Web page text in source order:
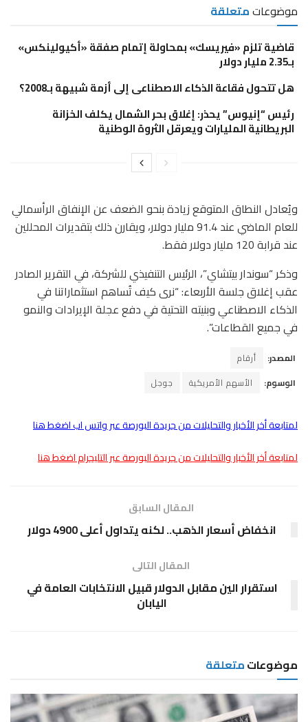
موضوعاتمتعلقة
قاضية تلزم «فيريسك» بمحاولة إتمام صفقة «أكيولينكس»
بـ2.35 مليار دولار
هل تتحول فقاعة الذكاء الاصطناعى إلى أزمة شبيهة بـ2008؟
رئيس “إنيوس” يحذر: إغلاق بحر الشمال يكلف الخزانة
البريطانية المليارات ويعرقل الثروة الوطنية
ويُعادل النطاق المتوقع زيادة بنحو الضعف عن الإنفاق الرأسمالي
للعام الماضي عند 91.4 مليار دولار، ويقارن ذلك بتقديرات المحللين
عند قرابة 120 مليار دولار فقط.
وذكر “سوندار بيتشاي”، الرئيس التنفيذي للشركة، في التقرير الصادر
عقب إغلاق جلسة الأربعاء: “نرى كيف تُساهم استثماراتنا في
الذكاء الاصطناعي وبنيته التحتية في دفع عجلة الإيرادات والنمو
في جميع القطاعات”.
المصدر:
أرقام
الوسوم:
الأسهم الأمريكية جوجل
لمتابعة أخر الأخبار والتحليلات من جريدة البورصة عبر واتس اب اضغط هنا
لمتابعة أخر الأخبار والتحليلات من جريدة البورصة عبر التليجرام اضغط هنا
المقال السابق
انخفاض أسعار الذهب.. لكنه يتداول أعلى 4900 دولار
المقال التالى
استقرار الين مقابل الدولار قبيل الانتخابات العامة في
اليابان
موضوعاتمتعلقة